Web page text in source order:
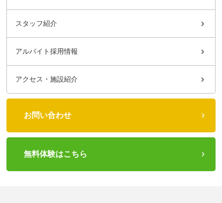
スタッフ紹介
アルバイト採用情報
アクセス・施設紹介
お問い合わせ
無料体験はこちら